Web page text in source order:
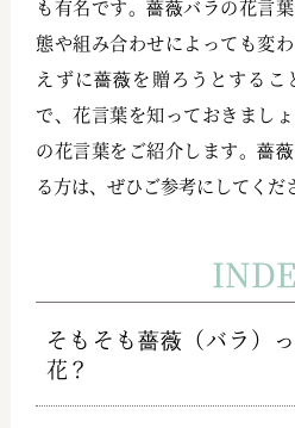
も有名です。薔薇バラの花言
態や組み合わせによっても変
えずに薔薇を贈ろうとする
で、花言葉を知っておきまし
の花言葉をご紹介します。薔
る方は、ぜひご参考にしてくだ
そもそも薔薇（バラ）
花？